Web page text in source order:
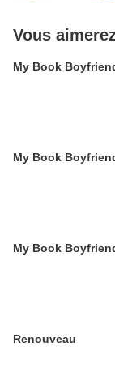
Vous
My Book
My Book
My Book
Renouveau